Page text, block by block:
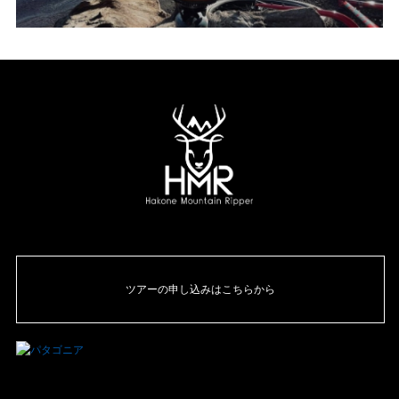
ツアーの申し込みはこちらから